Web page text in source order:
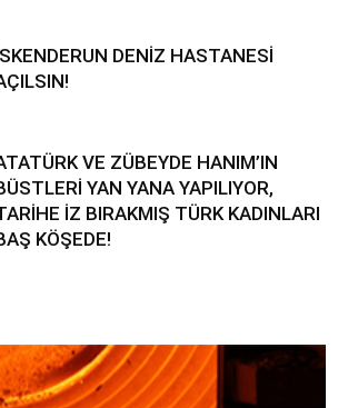
DENİZ HASTANESİ
VE ZÜBEYDE HANIM’IN
YAN YANA YAPILIYOR,
İZ BIRAKMIŞ TÜRK KADINLARI
KÖŞEDE!